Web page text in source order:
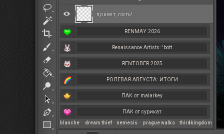
RENMAY 2026
Renaissance Artists: 'bott
RENTOBER 2025
РОЛЕВАЯ АВГУСТА: ИТОГИ
ПАК от malarkey
ПАК от сурикат
РЕНМАЙ
blanche – dream thief– nemesis – prague walks– thirdkingdom
привет, гость!